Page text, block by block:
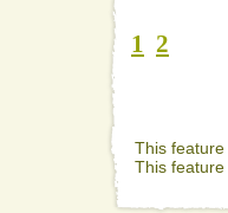
1 2
This
This